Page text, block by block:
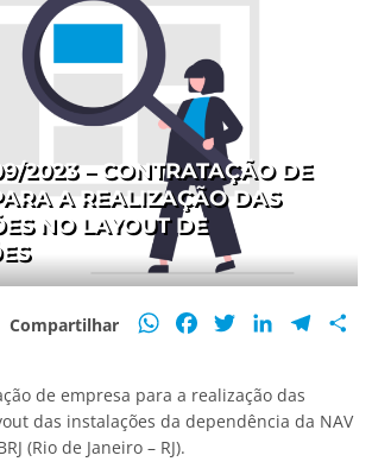
Aberta
2023 – CONTRATAÇÃO DE
A REALIZAÇÃO DAS
NO LAYOUT DE
Compartilhar WhatsApp
FacebookTwitterLinkedIn
de empresa para a realização das
das instalações da dependência da NAV
(Rio de Janeiro – RJ).